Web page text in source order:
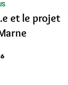
et le projet